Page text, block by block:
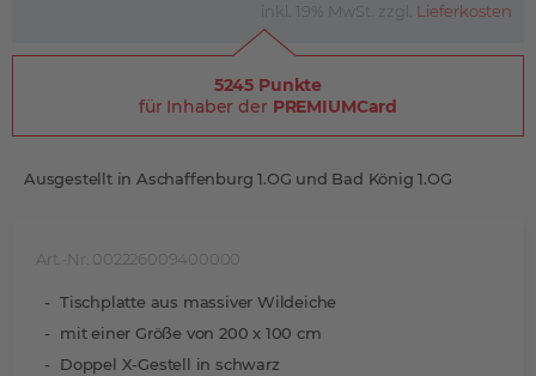
Art.-Nr. 002226009400000
Tischplatte aus massiver Wildeiche
mit einer Größe von 200 x 100 cm
Doppel X-Gestell in schwarz
inkl. 19% MwSt. zzgl. Lieferkosten
5245 Punkte
für Inhaber der PREMIUMCard
Ausgestellt in Aschaffenburg 1.OG und Bad König 1.OG